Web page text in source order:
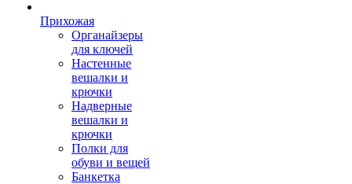
Прихожая
Органайзеры
для ключей
Настенные
вешалки и
крючки
Надверные
вешалки и
крючки
Полки для
обуви и вещей
Банкетка